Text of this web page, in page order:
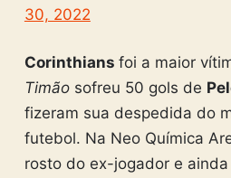
30, 2022
Corinthians foi a maior
Timão sofreu 50 gols de
fizeram sua despedida do
futebol. Na Neo Química
rosto do ex-jogador e